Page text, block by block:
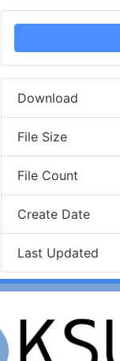
Download
File Size
File Count
Create Date
Last Updated